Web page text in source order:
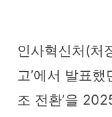
인사혁신처(처
고’에서 발표
조 전환’을